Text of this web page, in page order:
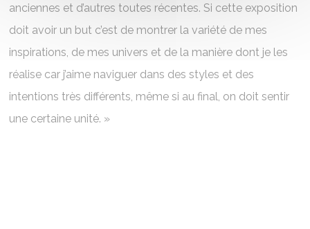
anciennes et d’autres toutes récentes. Si cette exposition
doit avoir un but c’est de montrer la variété de mes
inspirations, de mes univers et de la manière dont je les
réalise car j’aime naviguer dans des styles et des
intentions très différents, même si au final, on doit sentir
une certaine unité. »